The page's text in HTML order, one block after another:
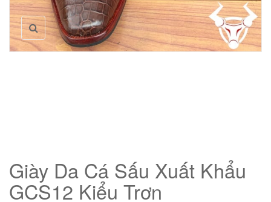
Giày Da Cá Sấu Xuất Khẩu
GCS12 Kiểu Trơn